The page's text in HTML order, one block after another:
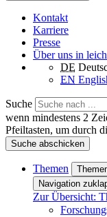
Kontakt
Karriere
Presse
Über uns in
DE
EN
Suche
wenn mindestens 2
Pfeiltasten, um durch
Suche abschicken
Themen
Navigation
Zur Übersicht: